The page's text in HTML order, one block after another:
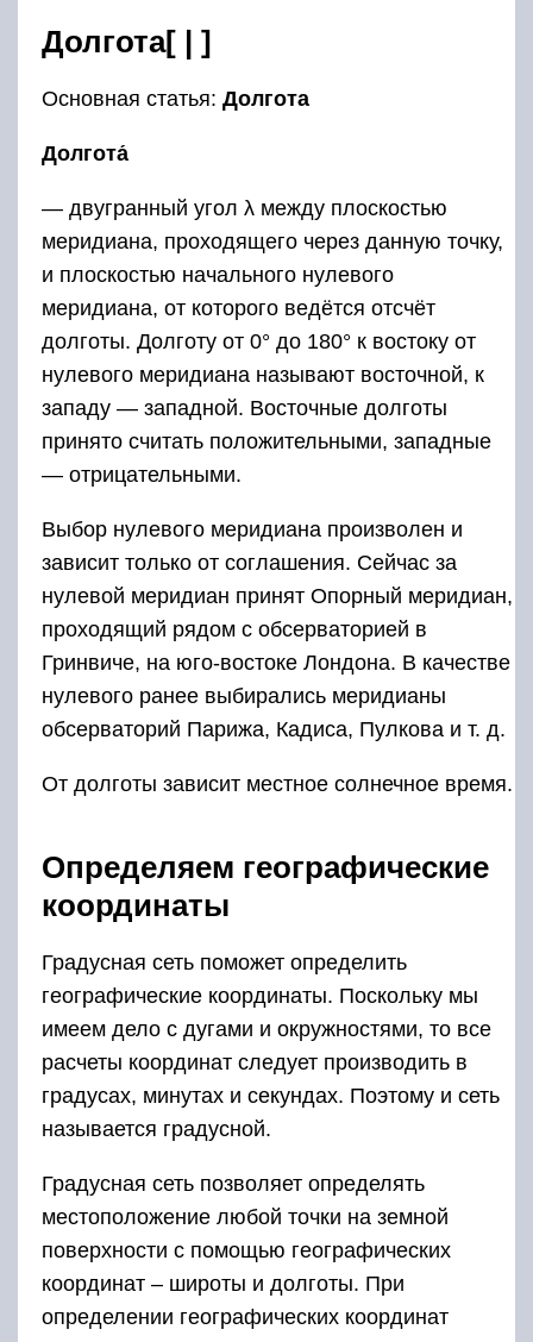
Долгота[ | ]
Основная статья: Долгота
Долгота́
— двугранный угол λ между плоскостью
меридиана, проходящего через данную точку,
и плоскостью начального нулевого
меридиана, от которого ведётся отсчёт
долготы. Долготу от 0° до 180° к востоку от
нулевого меридиана называют восточной, к
западу — западной. Восточные долготы
принято считать положительными, западные
— отрицательными.
Выбор нулевого меридиана произволен и
зависит только от соглашения. Сейчас за
нулевой меридиан принят Опорный меридиан,
проходящий рядом с обсерваторией в
Гринвиче, на юго-востоке Лондона. В качестве
нулевого ранее выбирались меридианы
обсерваторий Парижа, Кадиса, Пулкова и т. д.
От долготы зависит местное солнечное время.
Определяем географические
координаты
Градусная сеть поможет определить
географические координаты. Поскольку мы
имеем дело с дугами и окружностями, то все
расчеты координат следует производить в
градусах, минутах и секундах. Поэтому и сеть
называется градусной.
Градусная сеть позволяет определять
местоположение любой точки на земной
поверхности с помощью географических
координат – широты и долготы. При
определении географических координат